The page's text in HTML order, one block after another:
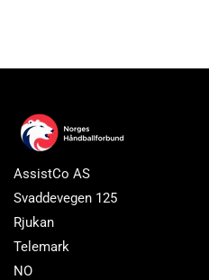
AssistCo AS
Svaddevegen 125
Rjukan
Telemark
NO